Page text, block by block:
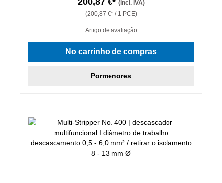
(incl. IVA)
(200,87 €* / 1 PCE)
Artigo de avaliação
No carrinho de compras
Pormenores